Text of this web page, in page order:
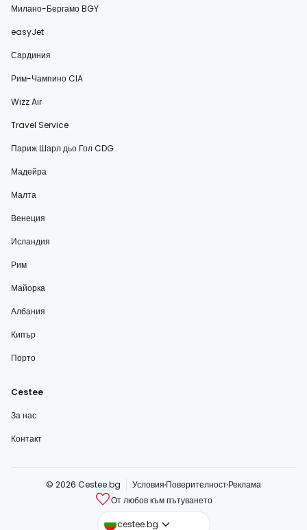
Милано-Бергамо BGY
easyJet
Сардиния
Рим-Чампино CIA
Wizz Air
Travel Service
Париж Шарл дьо Гол CDG
Мадейра
Малта
Венеция
Исландия
Рим
Майорка
Албания
Кипър
Порто
Cestee
За нас
Контакт
© 2026 Cestee.bg Условия ПоверителностРеклама
От любов към пътуването
cestee.bg
cestee.com